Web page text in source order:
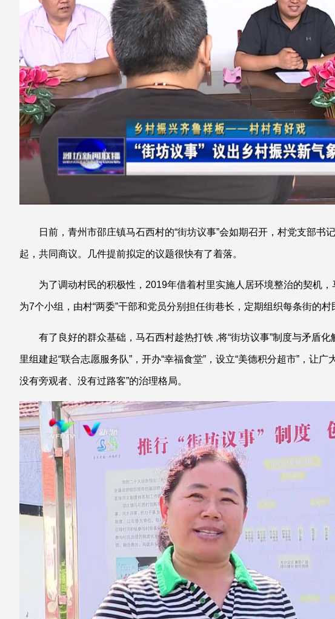
日前，青州市邵庄镇马石西村的“街坊议事”会如期召开，村党支部
起，共同商议。几件提前拟定的议题很快有了着落。
为了调动村民的积极性，2019年借着村里实施人居环境整治的契机
为7个小组，由村“两委”干部和党员分别担任街巷长，定期组织每条街的村
有了良好的群众基础，马石西村趁热打铁 ,将“街坊议事”制度与矛盾
里组建起“联合志愿服务队”，开办“幸福食堂”，设立“美德积分超市”，让
没有旁观者、没有过路客”的治理格局。